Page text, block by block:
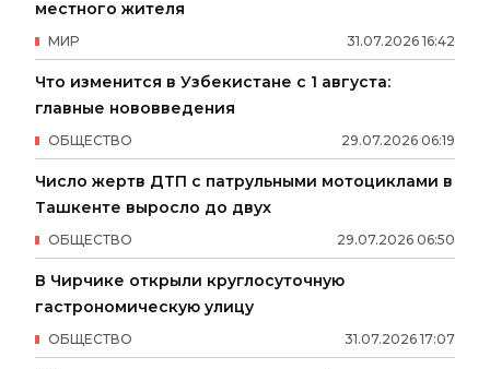
местного жителя
31.07.2026 16:42
МИР
Что изменится в Узбекистане с 1 августа:
главные нововведения
29.07.2026 06:19
ОБЩЕСТВО
Число жертв ДТП с патрульными мотоциклами в
Ташкенте выросло до двух
29.07.2026 06:50
ОБЩЕСТВО
В Чирчике открыли круглосуточную
гастрономическую улицу
31.07.2026 17:07
ОБЩЕСТВО